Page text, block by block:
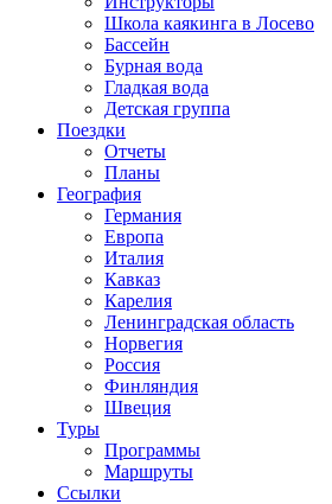
Школа каякинга в Лосево
Бассейн
Бурная вода
Гладкая вода
Детская группа
Поездки
Отчеты
Планы
География
Германия
Европа
Италия
Кавказ
Карелия
Ленинградская область
Норвегия
Россия
Финляндия
Швеция
Туры
Программы
Маршруты
Ссылки